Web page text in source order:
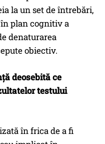
la un set de întrebări,
plan cognitiv a
denaturarea
obiectiv.
deosebită ce
testului
în frica de a fi